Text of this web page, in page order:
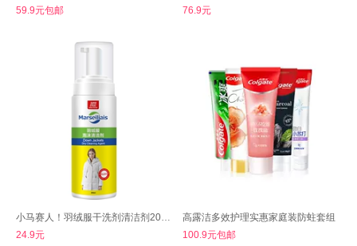
59.9元包邮 76.9元
小马赛人！羽绒服干洗剂清洁剂200ml*2瓶
24.9元
高露洁多效护理实惠家庭装防蛀套组
100.9元包邮